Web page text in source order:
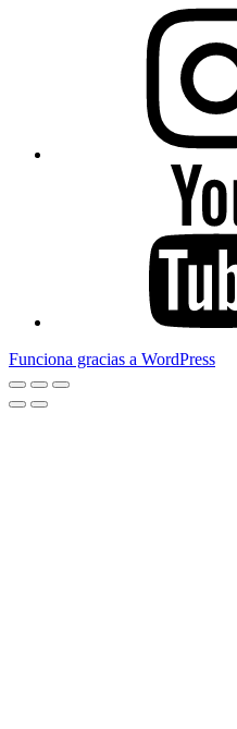
Funciona gracias a WordPress